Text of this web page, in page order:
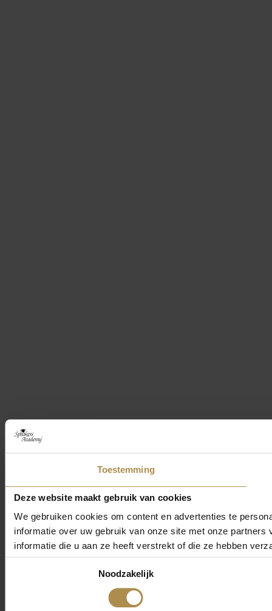
Toestemming
Deze website maakt gebruik van cookies
We gebruiken cookies om content en advertenties te
informatie over uw gebruik van onze site met onze
informatie die u aan ze heeft verstrekt of die ze hebben
Noodzakelijk